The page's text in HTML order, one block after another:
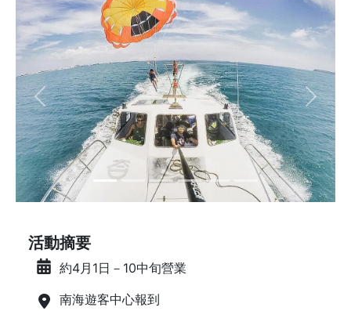
Previous Next
活動摘要
約4月1日－10中旬營業
南海遊客中心報到